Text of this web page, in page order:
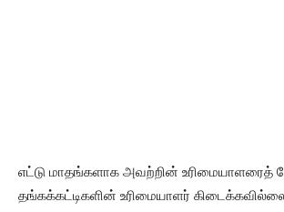
எட்டு மாதங்களாக அவற்றின் உரிமையாளரைத்
தங்கக்கட்டிகளின் உரிமையாளர்